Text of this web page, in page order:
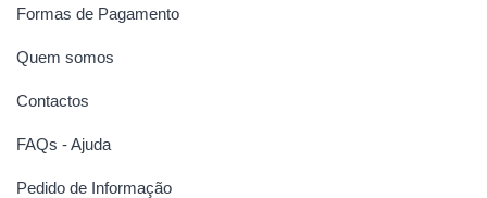
Formas de Pagamento
Quem somos
Contactos
FAQs - Ajuda
Pedido de Informação